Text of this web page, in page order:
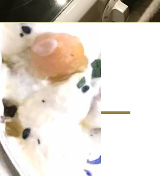
– Ett nytt